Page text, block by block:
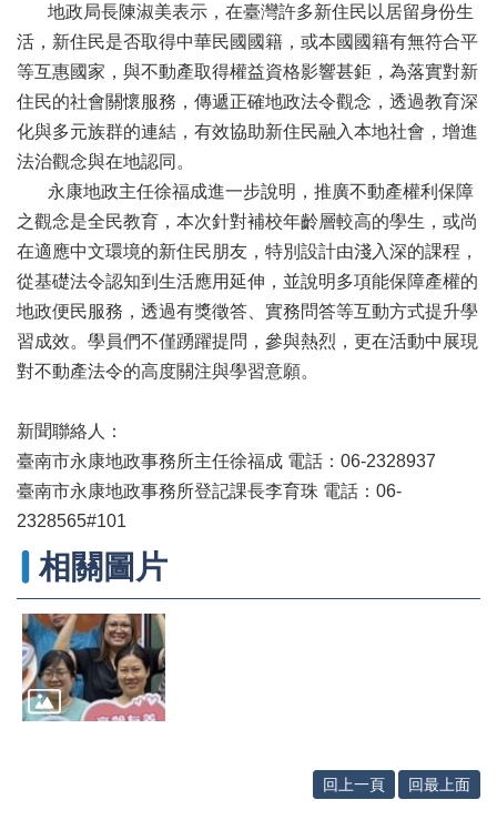
民
意
交
流
下
專
主
題
專
區
服
務
地
圖
實
價
登
錄
未
地政局長陳淑美表示，在臺灣許多新住民以居留身份生
活，新住民是否取得中華民國國籍，或本國國籍有無符合平
等互惠國家，與不動產取得權益資格影響甚鉅，為落實對新
住民的社會關懷服務，傳遞正確地政法令觀念，透過教育深
化與多元族群的連結，有效協助新住民融入本地社會，增進
法治觀念與在地認同。
永康地政主任徐福成進一步說明，推廣不動產權利保障
之觀念是全民教育，本次針對補校年齡層較高的學生，或尚
在適應中文環境的新住民朋友，特別設計由淺入深的課程，
從基礎法令認知到生活應用延伸，並說明多項能保障產權的
地政便民服務，透過有獎徵答、實務問答等互動方式提升學
習成效。學員們不僅踴躍提問，參與熱烈，更在活動中展現
對不動產法令的高度關注與學習意願。
新聞聯絡人：
臺南市永康地政事務所主任徐福成 電話：06-2328937
臺南市永康地政事務所登記課長李育珠 電話：06-
2328565#101
相關圖片
回上一頁 回最上面